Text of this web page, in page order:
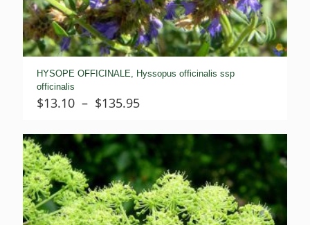
HYSOPE OFFICINALE, Hyssopus officinalis ssp
officinalis
$13.10 – $135.95Plage
$13.10
à
$135.95